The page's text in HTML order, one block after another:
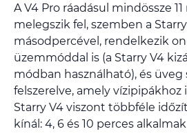
A V4 Pro ráadásul mindössze
melegszik fel, szemben a
másodpercével, rendelkezik
üzemmóddal is (a Starry V4
módban használható), és üveg
felszerelve, amely vízipipákhoz
Starry V4 viszont többféle
kínál: 4, 6 és 10 perces